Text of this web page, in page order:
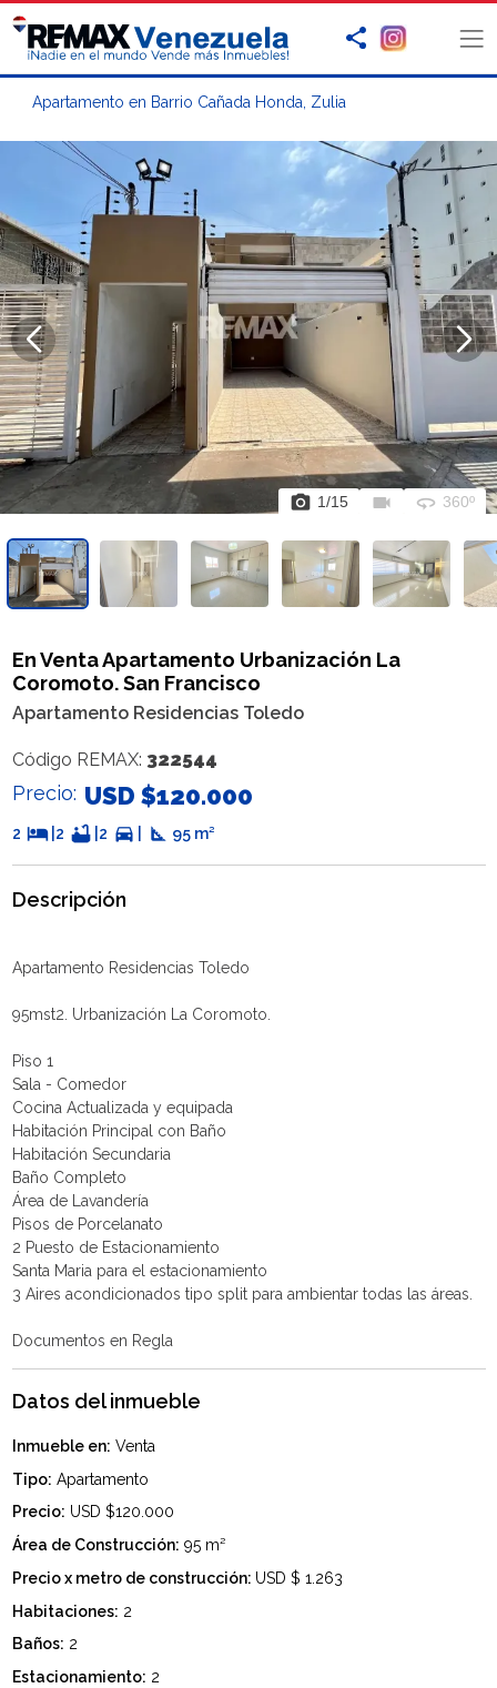
Apartamento en Barrio Cañada Honda, Zulia
photo_camera 1/15 videocam 360 360º
En Venta Apartamento Urbanización La
Coromoto. San Francisco
Apartamento Residencias Toledo
Código REMAX: 322544
Precio: USD $120.000
2 hotel 2 bathtub 2 directions_car square_foot 95 m²
Descripción
Apartamento Residencias Toledo
95mst2. Urbanización La Coromoto.
Piso 1
Sala - Comedor
Cocina Actualizada y equipada
Habitación Principal con Baño
Habitación Secundaria
Baño Completo
Área de Lavandería
Pisos de Porcelanato
2 Puesto de Estacionamiento
Santa Maria para el estacionamiento
3 Aires acondicionados tipo split para ambientar todas las áreas.
Documentos en Regla
Datos del inmueble
Inmueble en: Venta
Tipo: Apartamento
Precio: USD $120.000
Área de Construcción: 95 m²
Precio x metro de construcción: USD $ 1.263
Habitaciones: 2
Baños: 2
Estacionamiento: 2